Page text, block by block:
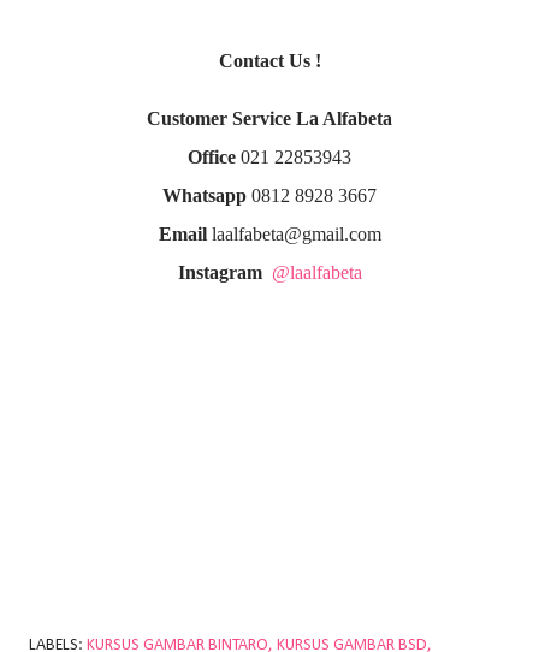
Contact Us !
Customer Service La Alfabeta
Office 021 22853943
Whatsapp 0812 8928 3667
Emaillaalfabeta@gmail.com
Instagram @laalfabeta
LABELS: KURSUS GAMBAR BINTARO KURSUS GAMBAR BSD